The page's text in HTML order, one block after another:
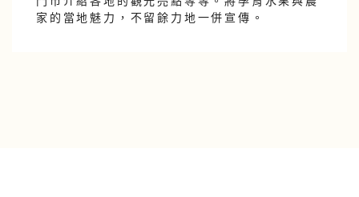
家的當地魅力，不留餘力地一併宣傳。